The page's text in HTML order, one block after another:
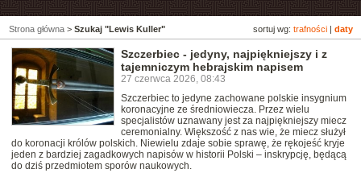
sortuj wg: trafności daty
Strona główna > Szukaj "Lewis Kuller"
Szczerbiec - jedyny, najpiękniejszy i z
tajemniczym hebrajskim napisem
27 czerwca 2026, 08:43
Szczerbiec to jedyne zachowane polskie insygnium
koronacyjne ze średniowiecza. Przez wielu
specjalistów uznawany jest za najpiękniejszy miecz
ceremonialny. Większość z nas wie, że miecz służył
do koronacji królów polskich. Niewielu zdaje sobie sprawę, że rękojeść kryje
jeden z bardziej zagadkowych napisów w historii Polski – inskrypcję, będącą
do dziś przedmiotem sporów naukowych.